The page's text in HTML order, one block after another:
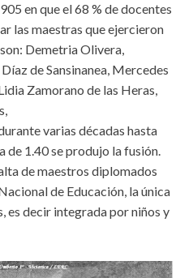
en que el 68 % de docentes
las maestras que ejercieron
Demetria Olivera,
de Sansinanea, Mercedes
Zamorano de las Heras,
varias décadas hasta
de 1.40 se produjo la fusión.
de maestros diplomados
de Educación, la única
es decir integrada por niños y